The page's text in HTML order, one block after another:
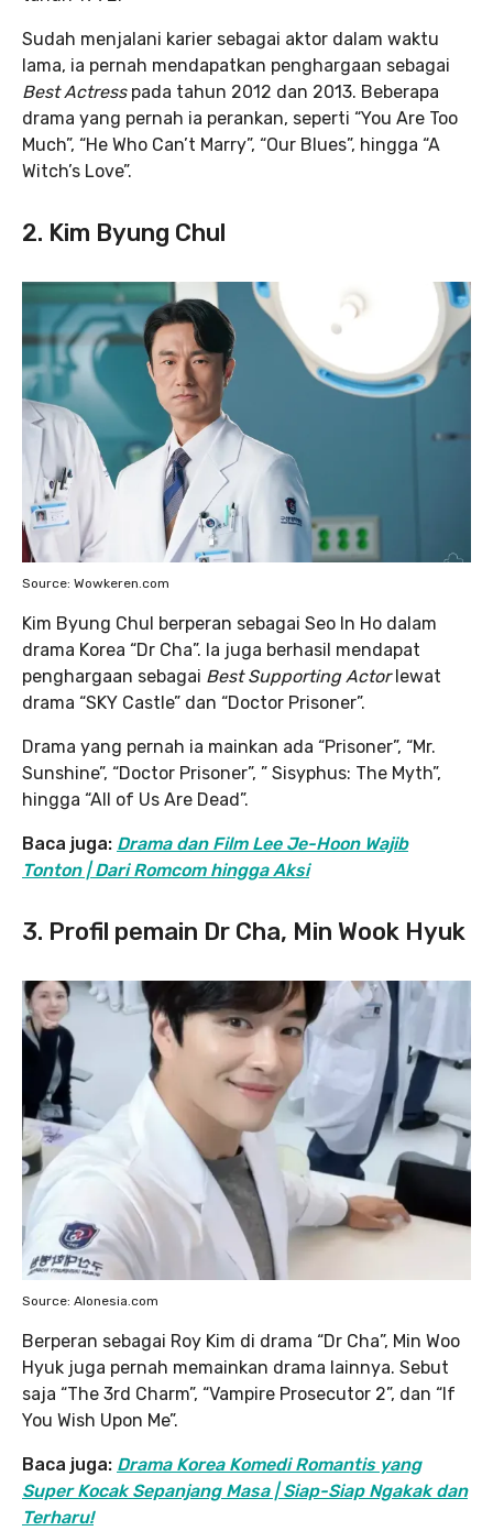
Sudah menjalani karier sebagai aktor dalam waktu
lama, ia pernah mendapatkan penghargaan sebagai
Best Actress pada tahun 2012 dan 2013. Beberapa
drama yang pernah ia perankan, seperti “You Are Too
Much”, “He Who Can’t Marry”, “Our Blues”, hingga “A
Witch’s Love”.
2. Kim Byung Chul
Source: Wowkeren.com
Kim Byung Chul berperan sebagai Seo In Ho dalam
drama Korea “Dr Cha”. Ia juga berhasil mendapat
penghargaan sebagai Best Supporting Actorlewat
drama “SKY Castle” dan “Doctor Prisoner”.
Drama yang pernah ia mainkan ada “Prisoner”, “Mr.
Sunshine”, “Doctor Prisoner”, ” Sisyphus: The Myth”,
hingga “All of Us Are Dead”.
Baca juga: Drama dan Film Lee Je-Hoon Wajib
Tonton | Dari Romcom hingga Aksi
3. Profil pemain Dr Cha, Min Wook Hyuk
Source: Alonesia.com
Berperan sebagai Roy Kim di drama “Dr Cha”, Min Woo
Hyuk juga pernah memainkan drama lainnya. Sebut
saja “The 3rd Charm”, “Vampire Prosecutor 2”, dan “If
You Wish Upon Me”.
Baca juga: Drama Korea Komedi Romantis yang
Super Kocak Sepanjang Masa | Siap-Siap Ngakak dan
Terharu!